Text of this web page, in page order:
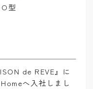
O型
de REVE』に
へ入社しまし